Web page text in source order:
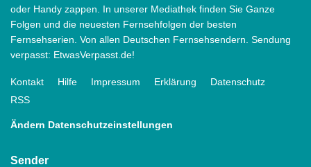
oder Handy zappen. In unserer Mediathek finden Sie Ganze
Folgen und die neuesten Fernsehfolgen der besten
Fernsehserien. Von allen Deutschen Fernsehsendern. Sendung
verpasst: EtwasVerpasst.de!
Kontakt Hilfe Impressum Erklärung
Datenschutz
RSS
Ändern Datenschutzeinstellungen
Sender